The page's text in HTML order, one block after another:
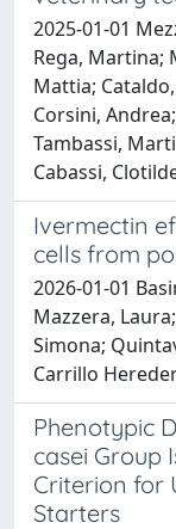
2025-01-01
Rega, Martina;
Mattia;
Corsini,
Tambassi,
Cabassi,
Ivermectin
cells from
2026-01-01
Mazzera,
Simona;
Carrillo
Phenotypic
casei Group
Criterion for
Starters